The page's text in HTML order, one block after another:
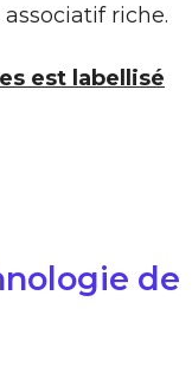
riche.
est labellisé
de